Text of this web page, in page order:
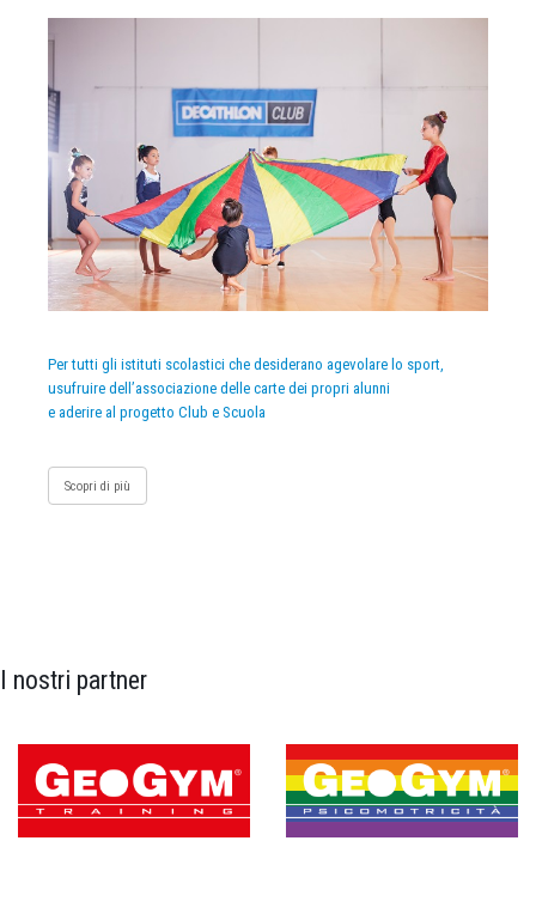
Per tutti gli istituti scolastici che desiderano agevolare lo sport,
usufruire dell’associazione delle carte dei propri alunni
e aderire al progetto Club e Scuola
Scopri di più
I nostri partner